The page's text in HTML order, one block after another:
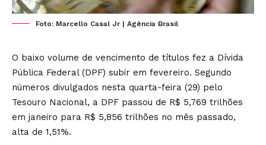
Foto: Marcello Casal Jr | Agência Brasil
O baixo volume de vencimento de títulos fez a Dívida
Pública Federal (DPF) subir em fevereiro. Segundo
números divulgados nesta quarta-feira (29) pelo
Tesouro Nacional, a DPF passou de R$ 5,769 trilhões
em janeiro para R$ 5,856 trilhões no mês passado,
alta de 1,51%.